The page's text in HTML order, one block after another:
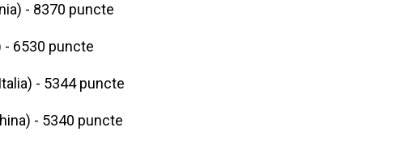
- 8370 puncte
- 6530 puncte
- 5344 puncte
- 5340 puncte